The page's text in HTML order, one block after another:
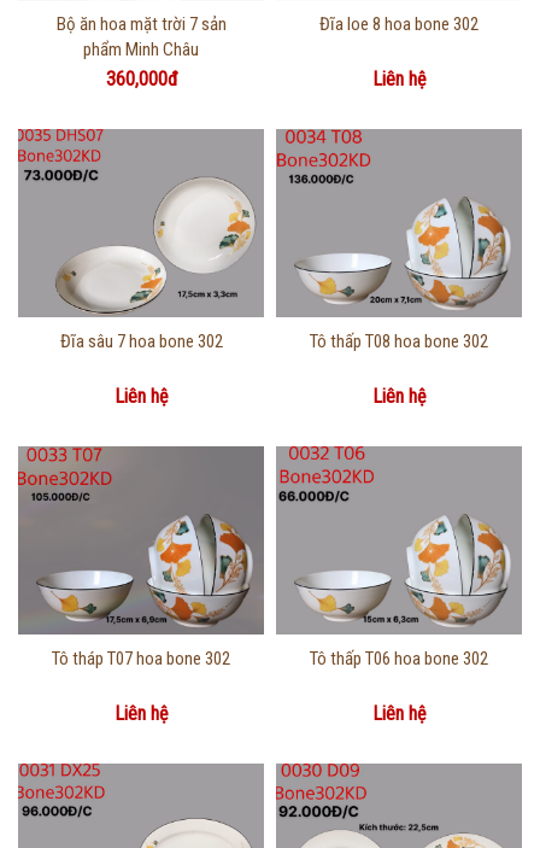
Thông tin chi tiết
Bộ ăn hoa mặt trời 7 sản
phẩm Minh Châu
360,000đ
Thông tin chi tiết
Đĩa loe 8 hoa bone 302
Liên hệ
Thông tin chi tiết
Đĩa sâu 7 hoa bone 302
Liên hệ
Thông tin chi tiết
Tô thấp T08 hoa bone 302
Liên hệ
Thông tin chi tiết
Tô tháp T07 hoa bone 302
Liên hệ
Thông tin chi tiết
Tô thấp T06 hoa bone 302
Liên hệ